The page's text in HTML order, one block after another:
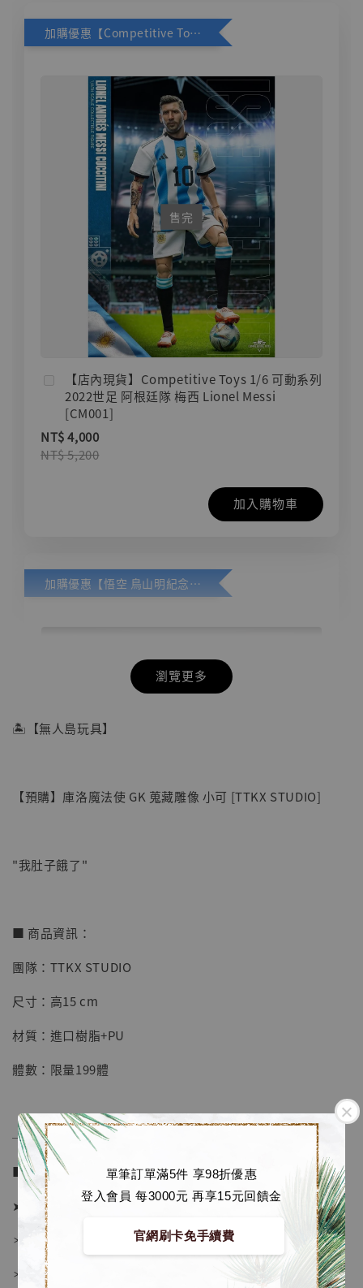
單筆訂單滿5件 享98折優惠
登入會員 每3000元 再享15元回饋金
官網刷卡免手續費
加購優惠【Competitive Toys 梅西 [CM001]】
售完
【店內現貨】Competitive Toys 1/6 可動系列
2022世足 阿根廷隊 梅西 Lionel Messi
[CM001]
NT$ 4,000
NT$ 5,200
加入購物車
加購優惠【悟空 鳥山明紀念款 [奇蹟工作室]】
【店內現貨】七龍珠 系列蒐藏雕像 悟空 鳥山
NT$ 4,280
NT$ 5,580
加購優惠【海賊王 布魯克達摩 [7STARS Studio]】
瀏覽更多
🏝【無人島玩具】
【預購】庫洛魔法使 GK 蒐藏雕像 小可 [TTKX STUDIO]
"我肚子餓了"
■ 商品資訊：
團隊：TTKX STUDIO
尺寸：高15 cm
材質：進口樹脂+PU
體數：限量199體
──────────────
■ 販售資訊 (NT$)：
➤ 價格 1680元 (訂金880)
＊ 國際運費另計
＊ 刷卡免手續費